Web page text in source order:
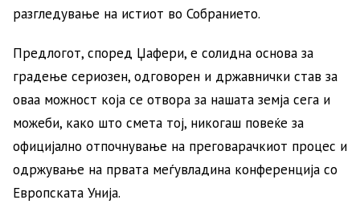
разгледување на истиот во Собранието.
Предлогот, според Џафери, е солидна основа за
градење сериозен, одговорен и државнички став за
оваа можност која се отвора за нашата земја сега и
можеби, како што смета тој, никогаш повеќе за
официјално отпочнување на преговарачкиот процес и
одржување на првата меѓувладина конференција со
Европската Унија.